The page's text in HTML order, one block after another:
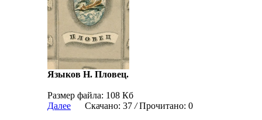
Языков Н. Пловец.
Размер файла: 108 Кб
Далее
Скачано: 37 /Прочитано: 0